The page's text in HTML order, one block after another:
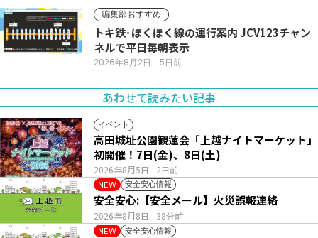
編集部おすすめ
トキ鉄･ほくほく線の運行案内 JCV123チャン
ネルで平日毎朝表示
2026年8月2日 - 5日前
あわせて読みたい記事
イベント
2026年8月5日 - 2日前
高田城址公園観蓮会「上越ナイトマーケット」
初開催！7日(金)、8日(土)
NEW 安全安心情報
2026年8月8日 - 38分前
安全安心:【安全メール】火災誤報連絡
NEW 安全安心情報